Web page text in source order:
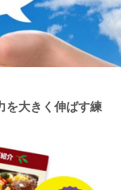
を大きく伸ばす練